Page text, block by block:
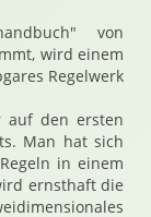
von
wird einem
Regelwerk
auf den ersten
Man hat sich
in einem
ernsthaft die